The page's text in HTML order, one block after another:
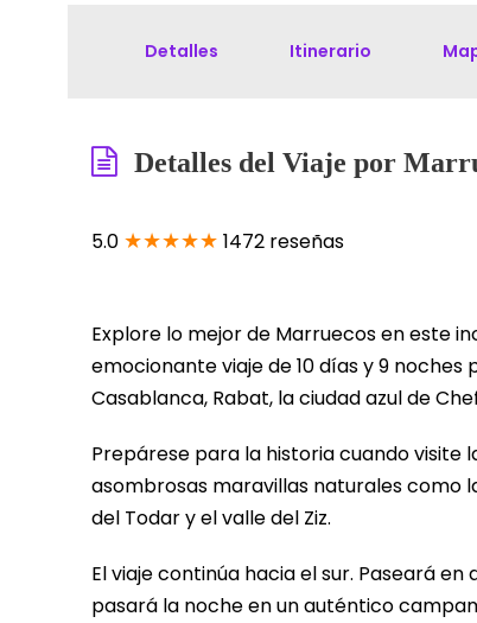
Detalles Itinerario
Detalles del Viaje por
5.0 ★★★★★ 1472 reseñas
Explore lo mejor de Marruecos en este
emocionante viaje de 10 días y 9
Casablanca, Rabat, la ciudad azul de
Prepárese para la historia cuando visite
asombrosas maravillas naturales como
del Todar y el valle del Ziz.
El viaje continúa hacia el sur. Paseará
pasará la noche en un auténtico